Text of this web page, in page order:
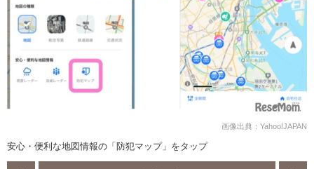
画像出典：Yahoo!JAPAN
安心・便利な地図情報の「防犯マップ」をタップ